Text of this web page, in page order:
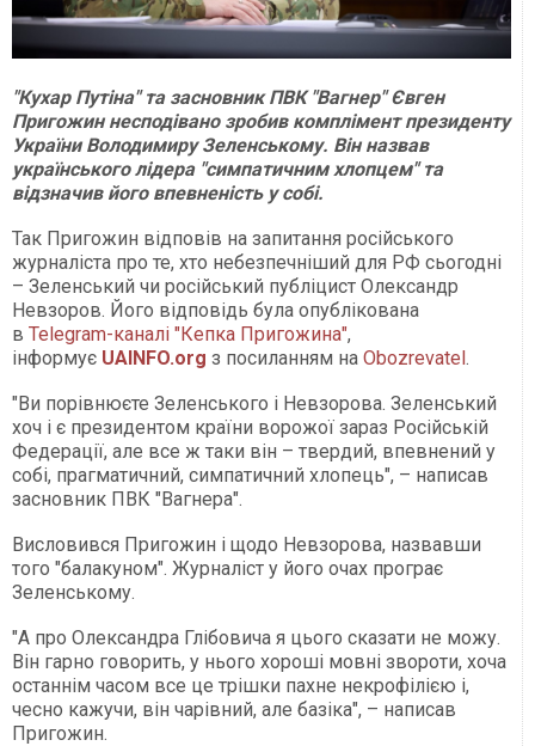
"Кухар Путіна" та засновник ПВК "Вагнер" Євген
Пригожин несподівано зробив комплімент президенту
України Володимиру Зеленському. Він назвав
українського лідера "симпатичним хлопцем" та
відзначив його впевненість у собі.
Так Пригожин відповів на запитання російського
журналіста про те, хто небезпечніший для РФ сьогодні
– Зеленський чи російський публіцист Олександр
Невзоров. Його відповідь була опублікована
в Telegram-каналі "Кепка Пригожина",
інформує UAINFO.org з посиланням на Obozrevatel.
"Ви порівнюєте Зеленського і Невзорова. Зеленський
хоч і є президентом країни ворожої зараз Російській
Федерації, але все ж таки він – твердий, впевнений у
собі, прагматичний, симпатичний хлопець", – написав
засновник ПВК "Вагнера".
Висловився Пригожин і щодо Невзорова, назвавши
того "балакуном". Журналіст у його очах програє
Зеленському.
"А про Олександра Глібовича я цього сказати не можу.
Він гарно говорить, у нього хороші мовні звороти, хоча
останнім часом все це трішки пахне некрофілією і,
чесно кажучи, він чарівний, але базіка", – написав
Пригожин.